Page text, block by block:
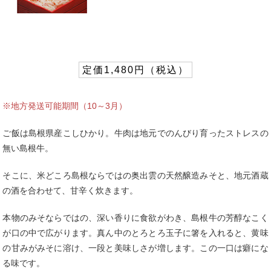
定価1,480円（税込）
※地方発送可能期間（10～3月）
ご飯は島根県産こしひかり。牛肉は地元でのんびり育ったストレスの
無い島根牛。
そこに、米どころ島根ならではの奥出雲の天然醸造みそと、地元酒蔵
の酒を合わせて、甘辛く炊きます。
本物のみそならではの、深い香りに食欲がわき、島根牛の芳醇なこく
が口の中で広がります。真ん中のとろとろ玉子に箸を入れると、黄味
の甘みがみそに溶け、一段と美味しさが増します。この一口は癖にな
る味です。